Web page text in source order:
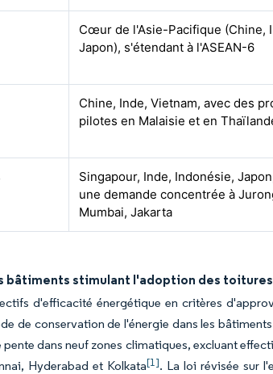
Cœur de l'Asie-Pacifique (Chine,
Japon), s'étendant à l'ASEAN-6
Chine, Inde, Vietnam, avec des
pilotes en Malaisie et en
Singapour, Inde, Indonésie,
une demande concentrée à
Mumbai, Jakarta
stimulant l'adoption des
d'efficacité énergétique en critères
de conservation de l'énergie dans les
dans neuf zones climatiques, excluant
Hyderabad et Kolkata[1]. La loi révisée sur